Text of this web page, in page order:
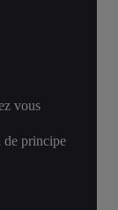
vous
de principe